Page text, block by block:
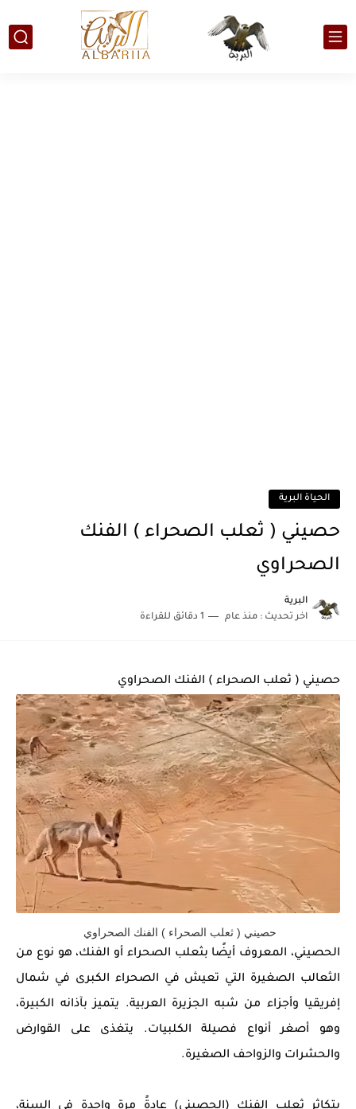
الحياة البرية
حصيني ( ثعلب الصحراء ) الفنك
الصحراوي
البرية
اخر تحديث : منذ عام 1 دقائق للقراءة
حصيني ( ثعلب الصحراء ) الفنك الصحراوي
حصيني ( ثعلب الصحراء ) الفنك الصحراوي
الحصيني، المعروف أيضًا بثعلب الصحراء أو الفنك، هو نوع من
الثعالب الصغيرة التي تعيش في الصحراء الكبرى في شمال
إفريقيا وأجزاء من شبه الجزيرة العربية. يتميز بآذانه الكبيرة،
وهو أصغر أنواع فصيلة الكلبيات. يتغذى على القوارض
والحشرات والزواحف الصغيرة.